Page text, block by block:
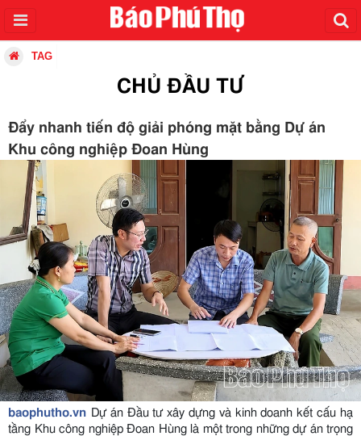
TAG
CHỦ ĐẦU TƯ
Đẩy nhanh tiến độ giải phóng mặt bằng Dự án
Khu công nghiệp Đoan Hùng
baophutho.vn Dự án Đầu tư xây dựng và kinh doanh kết cấu hạ
tầng Khu công nghiệp Đoan Hùng là một trong những dự án trọng